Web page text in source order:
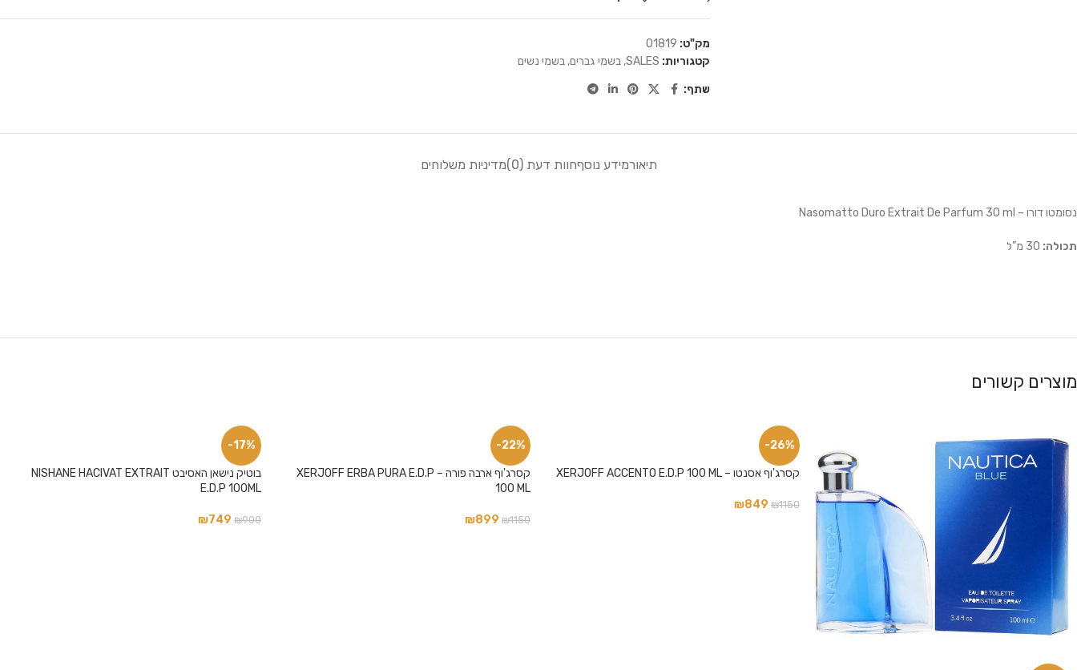
מק"ט: 01819
קטגוריות: SALES
, בשמי גברים, בשמי נשים
שתף:
תיאורמידע נוסףחוות דעת (0) מדיניות משלוחים
נסומטו דורו – Nasomatto Duro Extrait De Parfum 30 ml
תכולה:
מוצרים קשורים
-26%
קסרג'וף אסנטו – XERJOFF ACCENTO E.D.P 100 ML
₪1150
₪849
-22%
קסרג'וף ארבה פורה – XERJOFF ERBA PURA E.D.P
100 ML
₪1150
₪899
-17%
בוטיק נישאן האסיבט NISHANE HACIVAT EXTRAIT
E.D.P 100ML
₪900
₪749
אינסטגרם